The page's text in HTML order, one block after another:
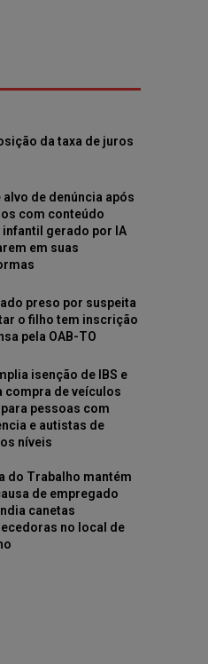
da taxa de juros
alvo de denúncia após
com conteúdo
infantil gerado por IA
em suas
preso por suspeita
o filho tem inscrição
pela OAB-TO
isenção de IBS e
compra de veículos
pessoas com
e autistas de
níveis
do Trabalho mantém
de empregado
canetas
no local de